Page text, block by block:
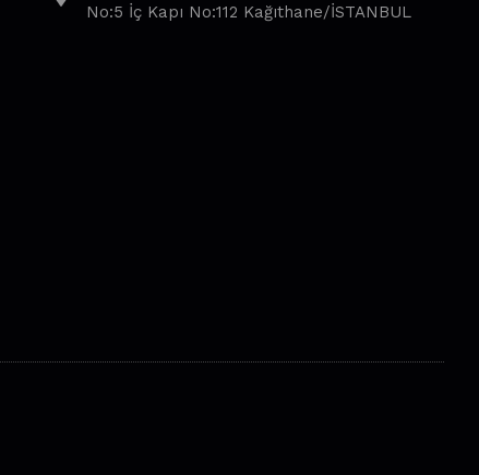
No:5 İç Kapı No:112 Kağıthane/İSTANBUL